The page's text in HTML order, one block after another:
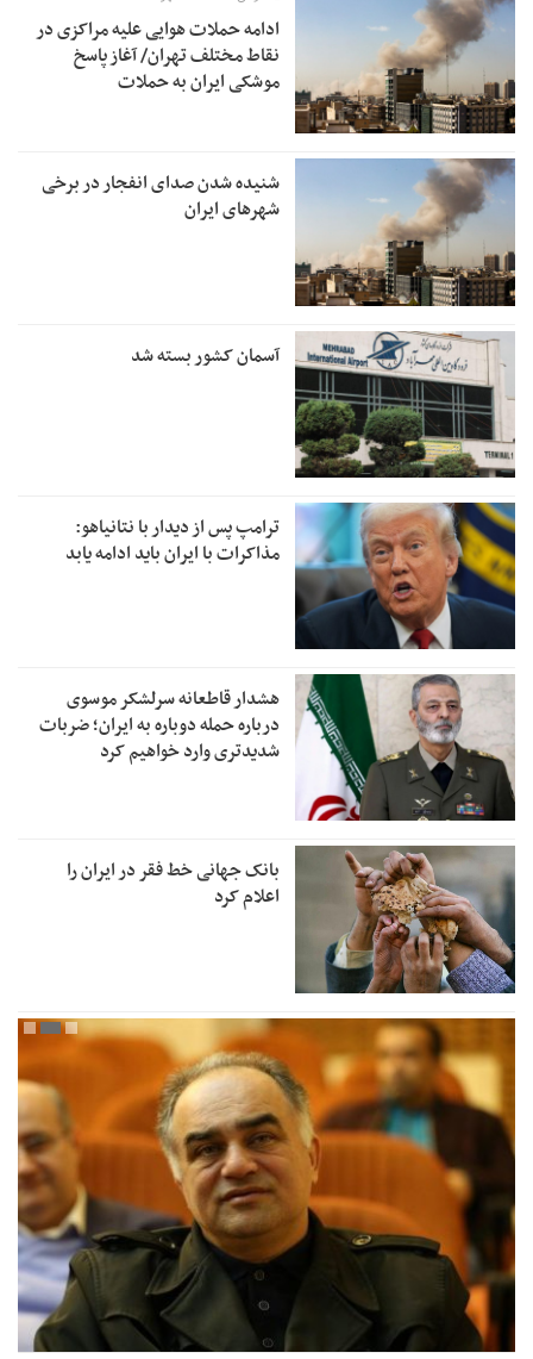
ادامه حملات هوایی علیه مراکزی در
نقاط مختلف تهران/ آغاز پاسخ
موشکی ایران به حملات
شنیده شدن صدای انفجار در برخی
شهرهای ایران
آسمان کشور بسته شد
ترامپ پس از دیدار با نتانیاهو:
مذاکرات با ایران باید ادامه یابد
هشدار قاطعانه سرلشکر موسوی
درباره حمله دوباره به ایران؛ ضربات
شدیدتری وارد خواهیم کرد
بانک جهانی خط فقر در ایران را
اعلام کرد